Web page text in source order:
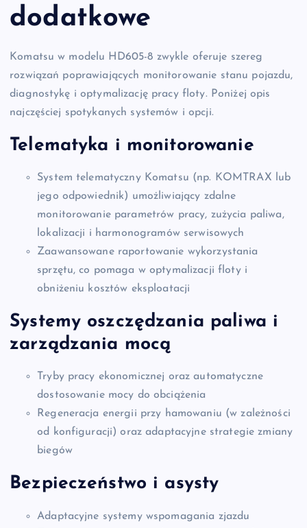
dodatkowe
Komatsu w modelu HD605-8 zwykle oferuje szereg
rozwiązań poprawiających monitorowanie stanu pojazdu,
diagnostykę i optymalizację pracy floty. Poniżej opis
najczęściej spotykanych systemów i opcji.
Telematyka i monitorowanie
System telematyczny Komatsu (np. KOMTRAX lub
jego odpowiednik) umożliwiający zdalne
monitorowanie parametrów pracy, zużycia paliwa,
lokalizacji i harmonogramów serwisowych
Zaawansowane raportowanie wykorzystania
sprzętu, co pomaga w optymalizacji floty i
obniżeniu kosztów eksploatacji
Systemy oszczędzania paliwa i
zarządzania mocą
Tryby pracy ekonomicznej oraz automatyczne
dostosowanie mocy do obciążenia
Regeneracja energii przy hamowaniu (w zależności
od konfiguracji) oraz adaptacyjne strategie zmiany
biegów
Bezpieczeństwo i asysty
Adaptacyjne systemy wspomagania zjazdu